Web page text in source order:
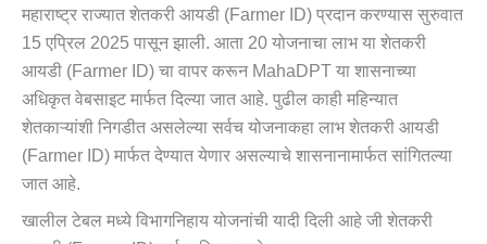
महाराष्ट्र राज्यात शेतकरी आयडी (Farmer ID) प्रदान करण्यास सुरुवात
15 एप्रिल 2025 पासून झाली. आता 20 योजनाचा लाभ या शेतकरी
आयडी (Farmer ID) चा वापर करून MahaDPT या शासनाच्या
अधिकृत वेबसाइट मार्फत दिल्या जात आहे. पुढील काही महिन्यात
शेतकाऱ्यांशी निगडीत असलेल्या सर्वच योजनाकहा लाभ शेतकरी आयडी
(Farmer ID) मार्फत देण्यात येणार असल्याचे शासनानामार्फत सांगितल्या
जात आहे.
खालील टेबल मध्ये विभागनिहाय योजनांची यादी दिली आहे जी शेतकरी